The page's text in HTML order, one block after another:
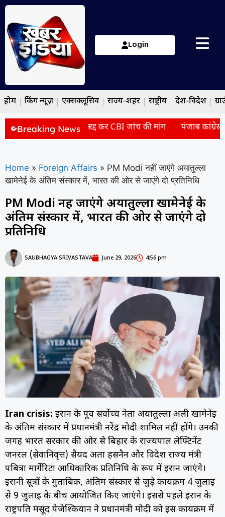
Login
होम ब्रेकिंग न्यूज़ एक्सक्लूसिव राज्य-शहर राष्ट्रीय देश-विदेश
Breaking News
सुप्रीम कोर्ट पहुंचा, परीक्षा रद्द कर CBI जांच की मांग पंजाब कांग्रेस
Home » Foreign Affairs » PM Modi नहीं जाएंगे अयातुल्ला
खामेनेई के अंतिम संस्कार में, भारत की ओर से जाएंगे दो प्रतिनिधि
PM Modi नहीं जाएंगे अयातुल्ला खामेनेई के
अंतिम संस्कार में, भारत की ओर से जाएंगे दो
प्रतिनिधि
SAUBHAGYA SRIVASTAVA June 29, 2026 4:56 pm
Iran crisis: ईरान के पूर्व सर्वोच्च नेता अयातुल्ला अली खामेनेई
के अंतिम संस्कार में प्रधानमंत्री नरेंद्र मोदी शामिल नहीं होंगे। उनकी
जगह भारत सरकार की ओर से बिहार के राज्यपाल लेफ्टिनेंट
जनरल (सेवानिवृत्त) सैयद अता हसनैन और विदेश राज्य मंत्री
पबित्रा मार्गेरिटा आधिकारिक प्रतिनिधि के रूप में ईरान जाएंगे।
ईरानी सूत्रों के मुताबिक, अंतिम संस्कार से जुड़े कार्यक्रम 4 जुलाई
से 9 जुलाई के बीच आयोजित किए जाएंगे। इससे पहले ईरान के
राष्ट्रपति मसूद पेजेश्कियान ने प्रधानमंत्री मोदी को इस कार्यक्रम में